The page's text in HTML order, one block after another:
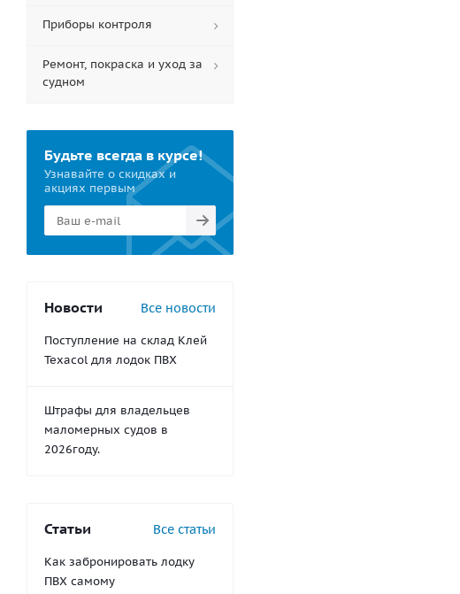
Приборы контроля
Ремонт, покраска и уход за
судном
Будьте всегда в курсе!
Узнавайте о скидках и
акциях первым
Новости Все новости
Поступление на склад Клей
Texacol для лодок ПВХ
Штрафы для владельцев
маломерных судов в
2026году.
Статьи Все статьи
Как забронировать лодку
ПВХ самому